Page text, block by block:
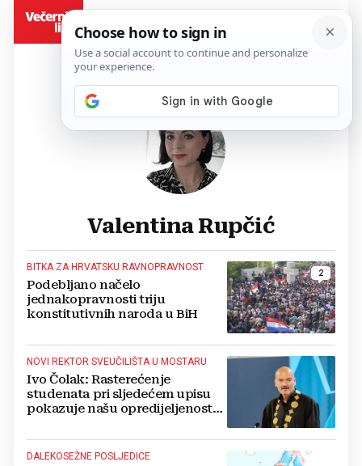
Valentina Rupčić
2
BITKA ZA HRVATSKU RAVNOPRAVNOST
Podebljano načelo
jednakopravnosti triju
konstitutivnih naroda u BiH
NOVI REKTOR SVEUČILIŠTA U MOSTARU
Ivo Čolak: Rasterećenje
studenata pri sljedećem upisu
pokazuje našu opredijeljenost
DALEKOSEŽNE POSLJEDICE